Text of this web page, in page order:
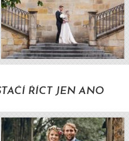
Volat pro zjištění
ŘÍCT JEN ANO